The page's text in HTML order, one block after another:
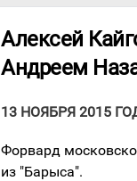
Алексей
Андреем
13 НОЯБРЯ 2015
Форвард
из "Барыса".